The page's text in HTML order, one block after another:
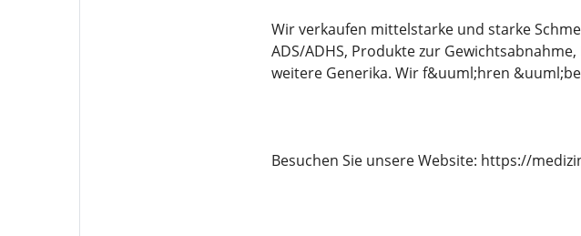
Wir verkaufen mittelstarke und starke
ADS/ADHS, Produkte zur
weitere Generika. Wir f&uuml;hren
Besuchen Sie unsere Website: https://